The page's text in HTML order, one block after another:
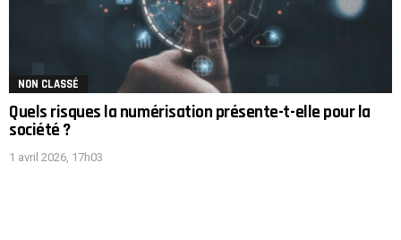
NON CLASSÉ
Quels risques la numérisation présente-t-elle pour la
société ?
1 avril 2026, 17h03